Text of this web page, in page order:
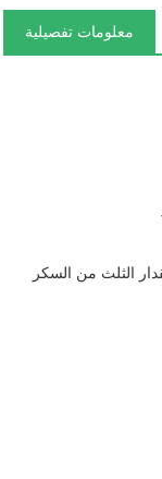
معلومات تفصيلية
الثلث من السكر